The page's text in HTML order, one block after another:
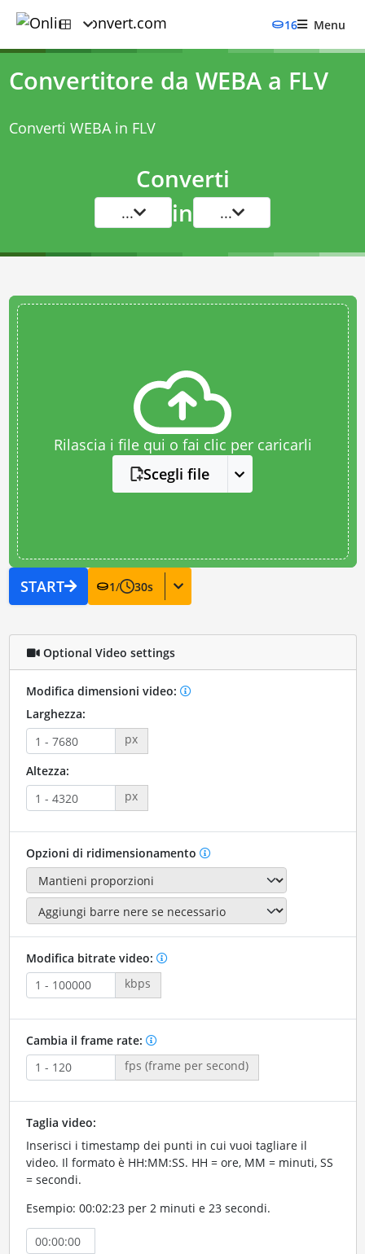
16 Menu
Convertitore da WEBA a FLV
Converti WEBA in FLV
Converti
... in ...
Rilascia i file qui o fai clic per caricarli
Scegli file
START 1/ 30s
Optional Video settings
Modifica dimensioni video:
Larghezza:
px
Altezza:
px
Opzioni di ridimensionamento
Modifica bitrate video:
kbps
Cambia il frame rate:
fps (frame per second)
Taglia video:
Inserisci i timestamp dei punti in cui vuoi tagliare il
video. Il formato è HH:MM:SS. HH = ore, MM = minuti, SS
= secondi.
Esempio: 00:02:23 per 2 minuti e 23 secondi.